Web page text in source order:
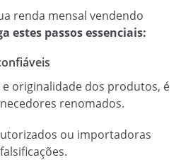
renda mensal vendendo
estes passos essenciais:
originalidade dos produtos, é
renomados.
ou importadoras